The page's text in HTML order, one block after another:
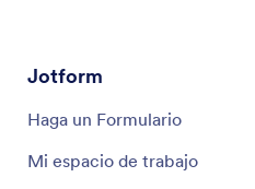
Jotform
Haga un Formulario
Mi espacio de trabajo